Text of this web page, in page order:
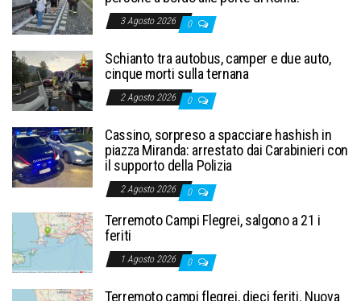
3 Agosto 2026 0
Schianto tra autobus, camper e due auto,
cinque morti sulla ternana
2 Agosto 2026 0
Cassino, sorpreso a spacciare hashish in
piazza Miranda: arrestato dai Carabinieri con
il supporto della Polizia
2 Agosto 2026 0
Terremoto Campi Flegrei, salgono a 21 i
feriti
1 Agosto 2026 0
Terremoto campi flegrei, dieci feriti. Nuova